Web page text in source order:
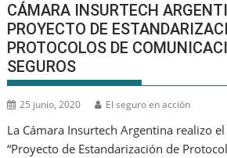
CÁMARA INSURTECH
PROYECTO DE
PROTOCOLOS DE
SEGUROS
25 junio, 2020 El seguro en acción
La Cámara Insurtech Argentina realizo
“Proyecto de Estandarización de